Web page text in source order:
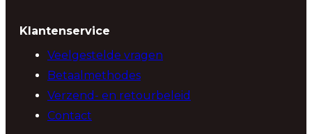
Klantenservice
Veelgestelde vragen
Betaalmethodes
Verzend- en retourbeleid
Contact